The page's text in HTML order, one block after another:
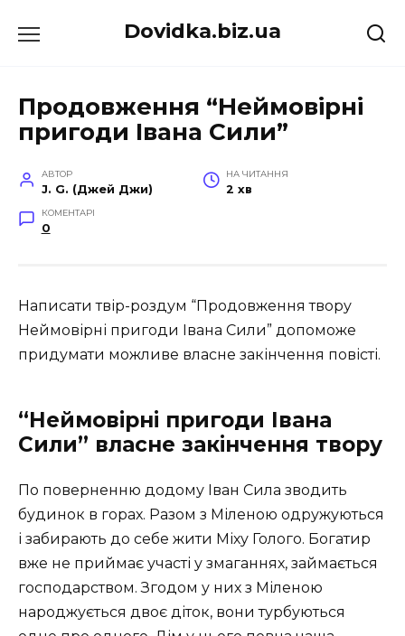
до
Dovidka.biz.ua
Продовження “Неймовірні
пригоди Івана Сили”
АВТОР
J. G. (Джей Джи)
НА ЧИТАННЯ
2 хв
КОМЕНТАРІ
0
Написати твір-роздум “Продовження твору
Неймовірні пригоди Івана Сили” допоможе
придумати можливе власне закінчення повісті.
“Неймовірні пригоди Івана
Сили” власне закінчення твору
По поверненню додому Іван Сила зводить
будинок в горах. Разом з Міленою одружуються
і забирають до себе жити Міху Голого. Богатир
вже не приймає участі у змаганнях, займається
господарством. Згодом у них з Міленою
народжується двоє діток, вони турбуються